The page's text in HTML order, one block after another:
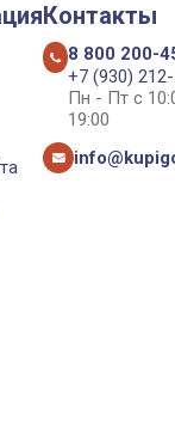
Контакты
8 800 200-
+7 (930)
Пн - Пт с
19:00